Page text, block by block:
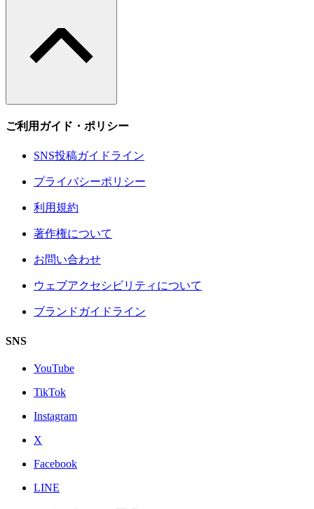
ご利用ガイド・ポリシー
SNS投稿ガイドライン
プライバシーポリシー
利用規約
著作権について
お問い合わせ
ウェブアクセシビリティについて
ブランドガイドライン
SNS
YouTube
TikTok
Instagram
X
Facebook
LINE